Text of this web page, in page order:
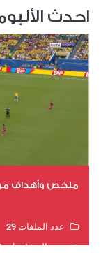
احدث
ملخص وأهداف
عدد الملفات 29
عدد المشاهدات 5088